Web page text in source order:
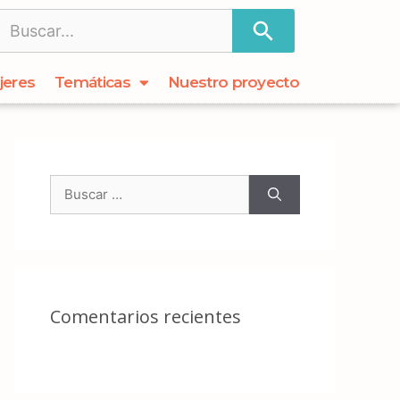
Temáticas Nuestro proyecto
Comentarios recientes